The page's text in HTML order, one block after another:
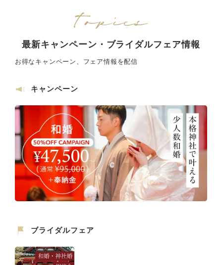
最新キャンペーン・ブライダルフェア情報
お得なキャンペーン、フェア情報を配信
キャンペーン
ブライダルフェア